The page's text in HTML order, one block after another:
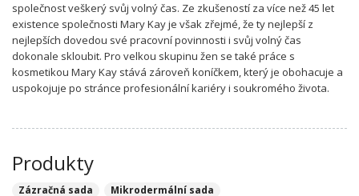
společnost veškerý svůj volný čas. Ze zkušeností za více než 45 let
existence společnosti Mary Kay je však zřejmé, že ty nejlepší z
nejlepších dovedou své pracovní povinnosti i svůj volný čas
dokonale skloubit. Pro velkou skupinu žen se také práce s
kosmetikou Mary Kay stává zároveň koníčkem, který je obohacuje a
uspokojuje po stránce profesionální kariéry i soukromého života.
Produkty
Zázračná sada
Mikrodermální sada